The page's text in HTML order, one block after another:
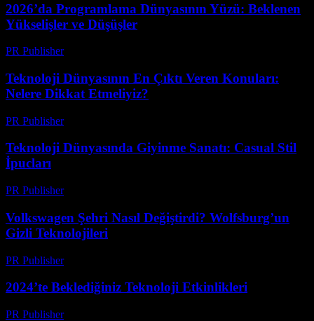
2026’da Programlama Dünyasının Yüzü: Beklenen
Yükselişler ve Düşüşler
PR Publisher-
Teknoloji Dünyasının En Çıktı Veren Konuları:
Nelere Dikkat Etmeliyiz?
PR Publisher-
Teknoloji Dünyasında Giyinme Sanatı: Casual Stil
İpucları
PR Publisher-
Volkswagen Şehri Nasıl Değiştirdi? Wolfsburg’un
Gizli Teknolojileri
PR Publisher-
2024’te Beklediğiniz Teknoloji Etkinlikleri
PR Publisher-